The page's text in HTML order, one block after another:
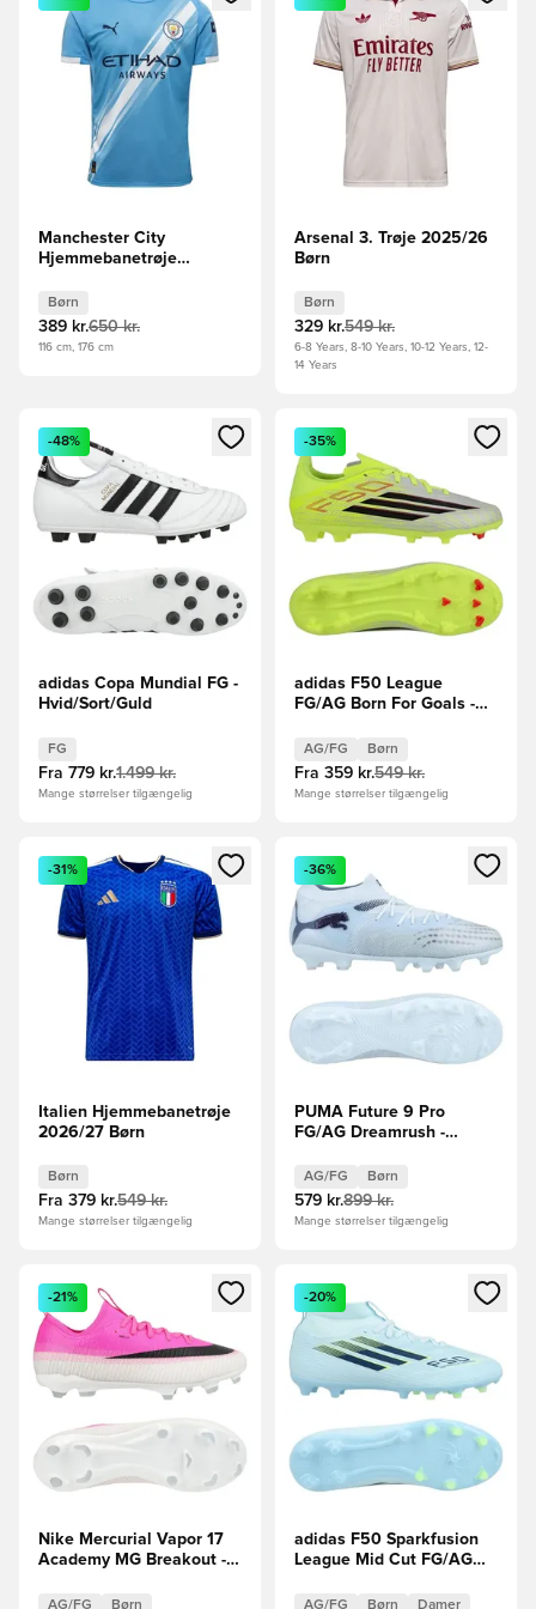
Manchester City
Hjemmebanetrøje
Børn
389 kr.650 kr.
116 cm, 176 cm
Arsenal 3. Trøje 2025/26
Børn
Børn
329 kr.549 kr.
6-8 Years, 8-10 Years, 10-12 Years, 12-
14 Years
Åbner en Modal til at logge ind eller tilmelde dig som
-48%
adidas Copa Mundial FG -
Hvid/Sort/Guld
FG
Fra 779 kr.1.499 kr.
Mange størrelser tilgængelig
Åbner en Modal til at logge
-35%
adidas F50 League
FG/AG Born For Goals -
AG/FG Børn
Fra 359 kr.549 kr.
Mange størrelser tilgængelig
Åbner en Modal til at logge ind eller tilmelde dig som
-31%
Italien Hjemmebanetrøje
2026/27 Børn
Børn
Fra 379 kr.549 kr.
Mange størrelser tilgængelig
Åbner en Modal til at logge
-36%
PUMA Future 9 Pro
FG/AG Dreamrush -
AG/FG Børn
579 kr.899 kr.
Mange størrelser tilgængelig
Åbner en Modal til at logge ind eller tilmelde dig som
-21%
Nike Mercurial Vapor 17
Academy MG Breakout -
AG/FG Børn
Åbner en Modal til at logge
-20%
adidas F50 Sparkfusion
League Mid Cut FG/AG
Lyseblå/Hvid/Gul Pige
AG/FG Børn Damer